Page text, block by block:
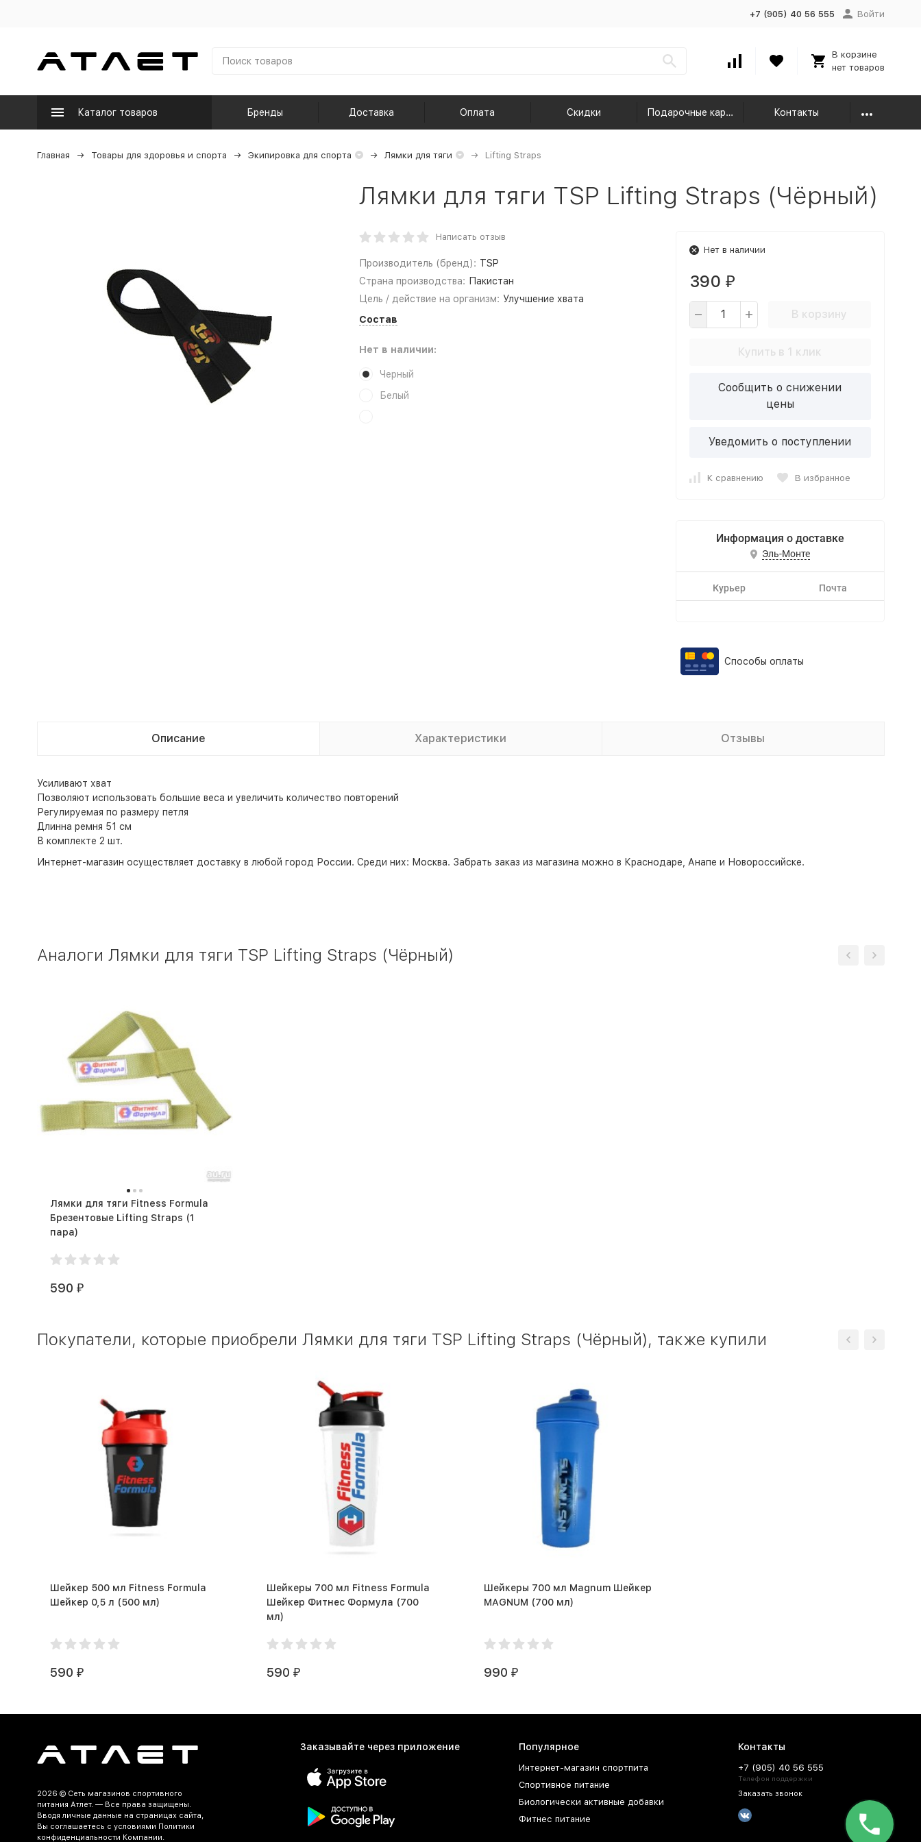
+7 (905) 40 56 555 Войти
В корзине
нет товаров
Каталог товаров Бренды Доставка Оплата Скидки Подарочные карты Контакты
Главная Товары для здоровья и спорта Экипировка для спорта Лямки для тяги Lifting Straps
Лямки для тяги TSP Lifting Straps (Чёрный)
Написать отзыв
Производитель (бренд): TSP
Страна производства: Пакистан
Цель / действие на организм: Улучшение хвата
Состав
Нет в наличии:
Черный
Белый
Нет в наличии
390 ₽
В корзину
Купить в 1 клик
Сообщить о снижении
цены
Уведомить о поступлении
К сравнению В избранное
Информация о доставке
Эль-Монте
Курьер Почта
Способы оплаты
Описание Характеристики Отзывы
Усиливают хват
Позволяют использовать большие веса и увеличить количество повторений
Регулируемая по размеру петля
Длинна ремня 51 см
В комплекте 2 шт.
Интернет-магазин осуществляет доставку в любой город России. Среди них: Москва. Забрать заказ из магазина можно в Краснодаре, Анапе и Новороссийске.
Аналоги Лямки для тяги TSP Lifting Straps (Чёрный)
Лямки для тяги Fitness Formula
Брезентовые Lifting Straps (1
пара)
590 ₽
Покупатели, которые приобрели Лямки для тяги TSP Lifting Straps (Чёрный), также купили
Шейкер 500 мл Fitness Formula
Шейкер 0,5 л (500 мл)
590 ₽
Шейкеры 700 мл Fitness Formula
Шейкер Фитнес Формула (700
мл)
590 ₽
Шейкеры 700 мл Magnum Шейкер
MAGNUM (700 мл)
990 ₽
2026 © Сеть магазинов спортивного
питания Атлет. — Все права защищены.
Вводя личные данные на страницах сайта,
Вы соглашаетесь c условиями Политики
конфиденциальности Компании.
Заказывайте через приложение Популярное
Интернет-магазин спортпита
Спортивное питание
Биологически активные добавки
Фитнес питание
Контакты
+7 (905) 40 56 555
Телефон поддержки
Заказать звонок